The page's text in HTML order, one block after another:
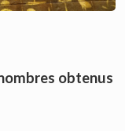
obtenus